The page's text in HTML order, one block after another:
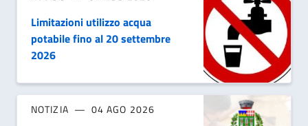
Limitazioni utilizzo acqua
potabile fino al 20 settembre
2026
NOTIZIA 04 AGO 2026